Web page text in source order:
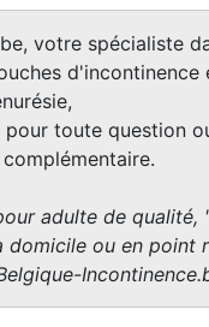
votre spécialiste
d'incontinence
toute question
adulte de qualité,
ou en point